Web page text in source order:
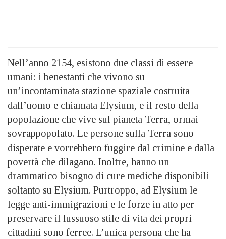
Nell’anno 2154, esistono due classi di essere
umani: i benestanti che vivono su
un’incontaminata stazione spaziale costruita
dall’uomo e chiamata Elysium, e il resto della
popolazione che vive sul pianeta Terra, ormai
sovrappopolato. Le persone sulla Terra sono
disperate e vorrebbero fuggire dal crimine e dalla
povertà che dilagano. Inoltre, hanno un
drammatico bisogno di cure mediche disponibili
soltanto su Elysium. Purtroppo, ad Elysium le
legge anti-immigrazioni e le forze in atto per
preservare il lussuoso stile di vita dei propri
cittadini sono ferree. L’unica persona che ha